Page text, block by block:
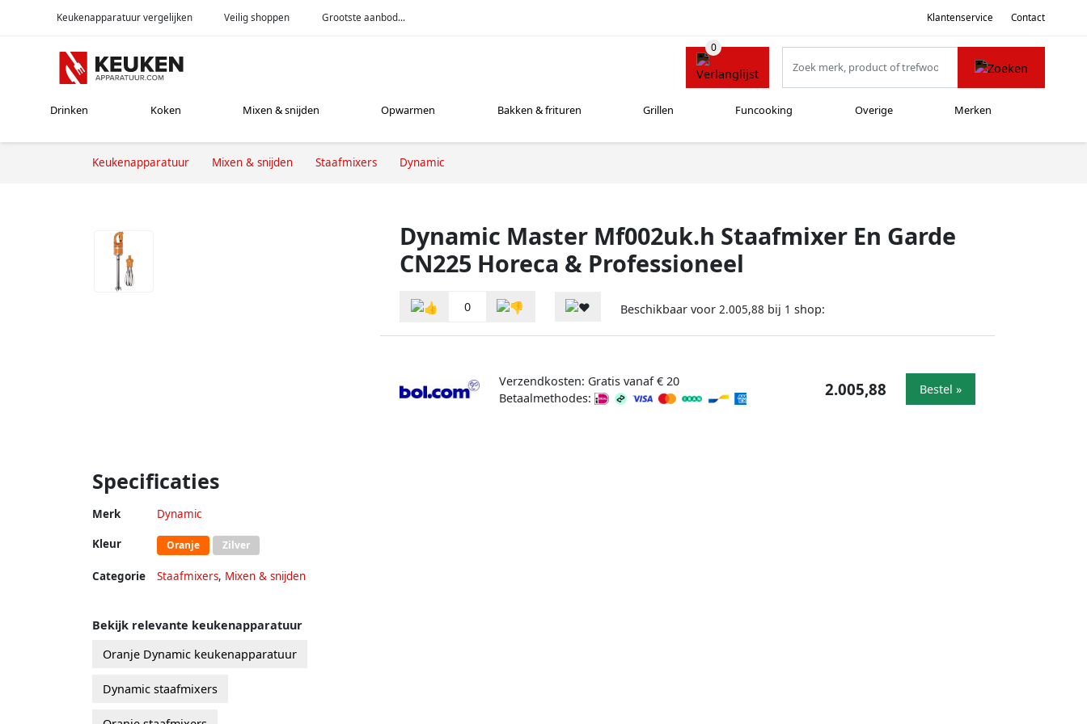
Keukenapparatuur vergelijken Veilig shoppen Grootste aanbod... Klantenservice Contact
Drinken Koken Mixen & snijden Opwarmen Bakken & frituren Grillen Funcooking Overige Merken
Keukenapparatuur Mixen & snijden Staafmixers Dynamic
Dynamic Master Mf002uk.h Staafmixer En Garde
CN225 Horeca & Professioneel
0 Beschikbaar voor 2.005,88 bij 1 shop:
Verzendkosten: Gratis vanaf € 20
Betaalmethodes:
2.005,88 Bestel »
Specificaties
Merk Dynamic
Kleur Oranje Zilver
Categorie Staafmixers, Mixen & snijden
Bekijk relevante keukenapparatuur
Oranje Dynamic keukenapparatuur
Dynamic staafmixers